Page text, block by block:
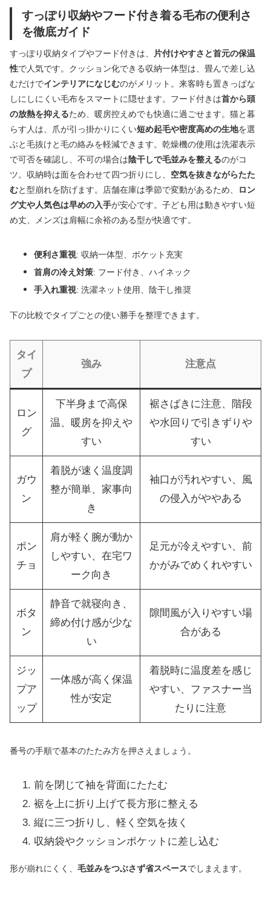
すっぽり収納やフード付き着る毛布の便利さ
を徹底ガイド
すっぽり収納タイプやフード付きは、
片付けやすさと首元の保温
性で人気です。クッション化できる収納一体型は、畳んで差し込
むだけでインテリアになじむのがメリット。来客時も置きっぱな
しにしにくい毛布をスマートに隠せます。フード付きは首から頭
の放熱を抑えるため、暖房控えめでも快適に過ごせます。猫と暮
らす人は、爪が引っ掛かりにくい短め起毛や密度高めの生地を選
ぶと毛抜けと毛の絡みを軽減できます。乾燥機の使用は洗濯表示
で可否を確認し、不可の場合は陰干しで毛並みを整えるのがコ
ツ。収納時は面を合わせて四つ折りにし、 空気を抜きながらたた
むと型崩れを防げます。店舗在庫は季節で変動があるため、
ロン
グ丈や人気色は早めの入手が安心です。子ども用は動きやすい短
め丈、メンズは肩幅に余裕のある型が快適です。
便利さ重視: 収納一体型、ポケット充実
首肩の冷え対策: フード付き、ハイネック
手入れ重視: 洗濯ネット使用、陰干し推奨
下の比較でタイプごとの使い勝手を整理できます。
タイ
プ
強み 注意点
ロン
グ
下半身まで高保
温、暖房を抑えや
すい
裾さばきに注意、階段
や水回りで引きずりや
すい
ガウ
ン
着脱が速く温度調
整が簡単、家事向
き
袖口が汚れやすい、風
の侵入がややある
ポン
チョ
肩が軽く腕が動か
しやすい、在宅ワ
ーク向き
足元が冷えやすい、前
かがみでめくれやすい
ボタ
ン
静音で就寝向き、
締め付け感が少な
い
隙間風が入りやすい場
合がある
ジッ
プア
ップ
一体感が高く保温
性が安定
着脱時に温度差を感じ
やすい、ファスナー当
たりに注意
番号の手順で基本のたたみ方を押さえましょう。
前を閉じて袖を背面にたたむ
裾を上に折り上げて長方形に整える
縦に三つ折りし、軽く空気を抜く
収納袋やクッションポケットに差し込む
形が崩れにくく、 毛並みをつぶさず省スペースでしまえます。